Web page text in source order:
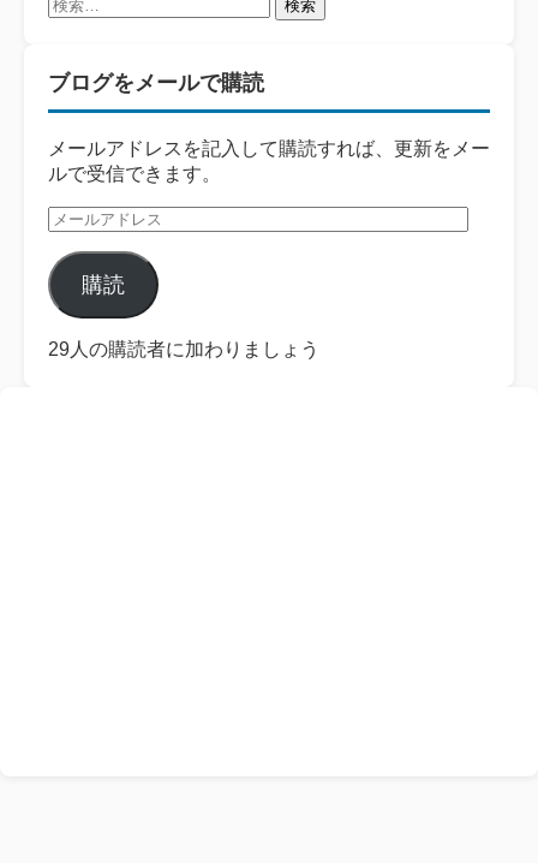
ブログをメールで購読
メールアドレスを記入して購読すれば、更新をメー
ルで受信できます。
メ
ル
ア
ド
レ
購読
29人の購読者に加わりましょう